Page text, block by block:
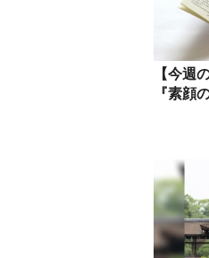
【今週
『素顔